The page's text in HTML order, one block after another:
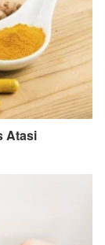
Atasi